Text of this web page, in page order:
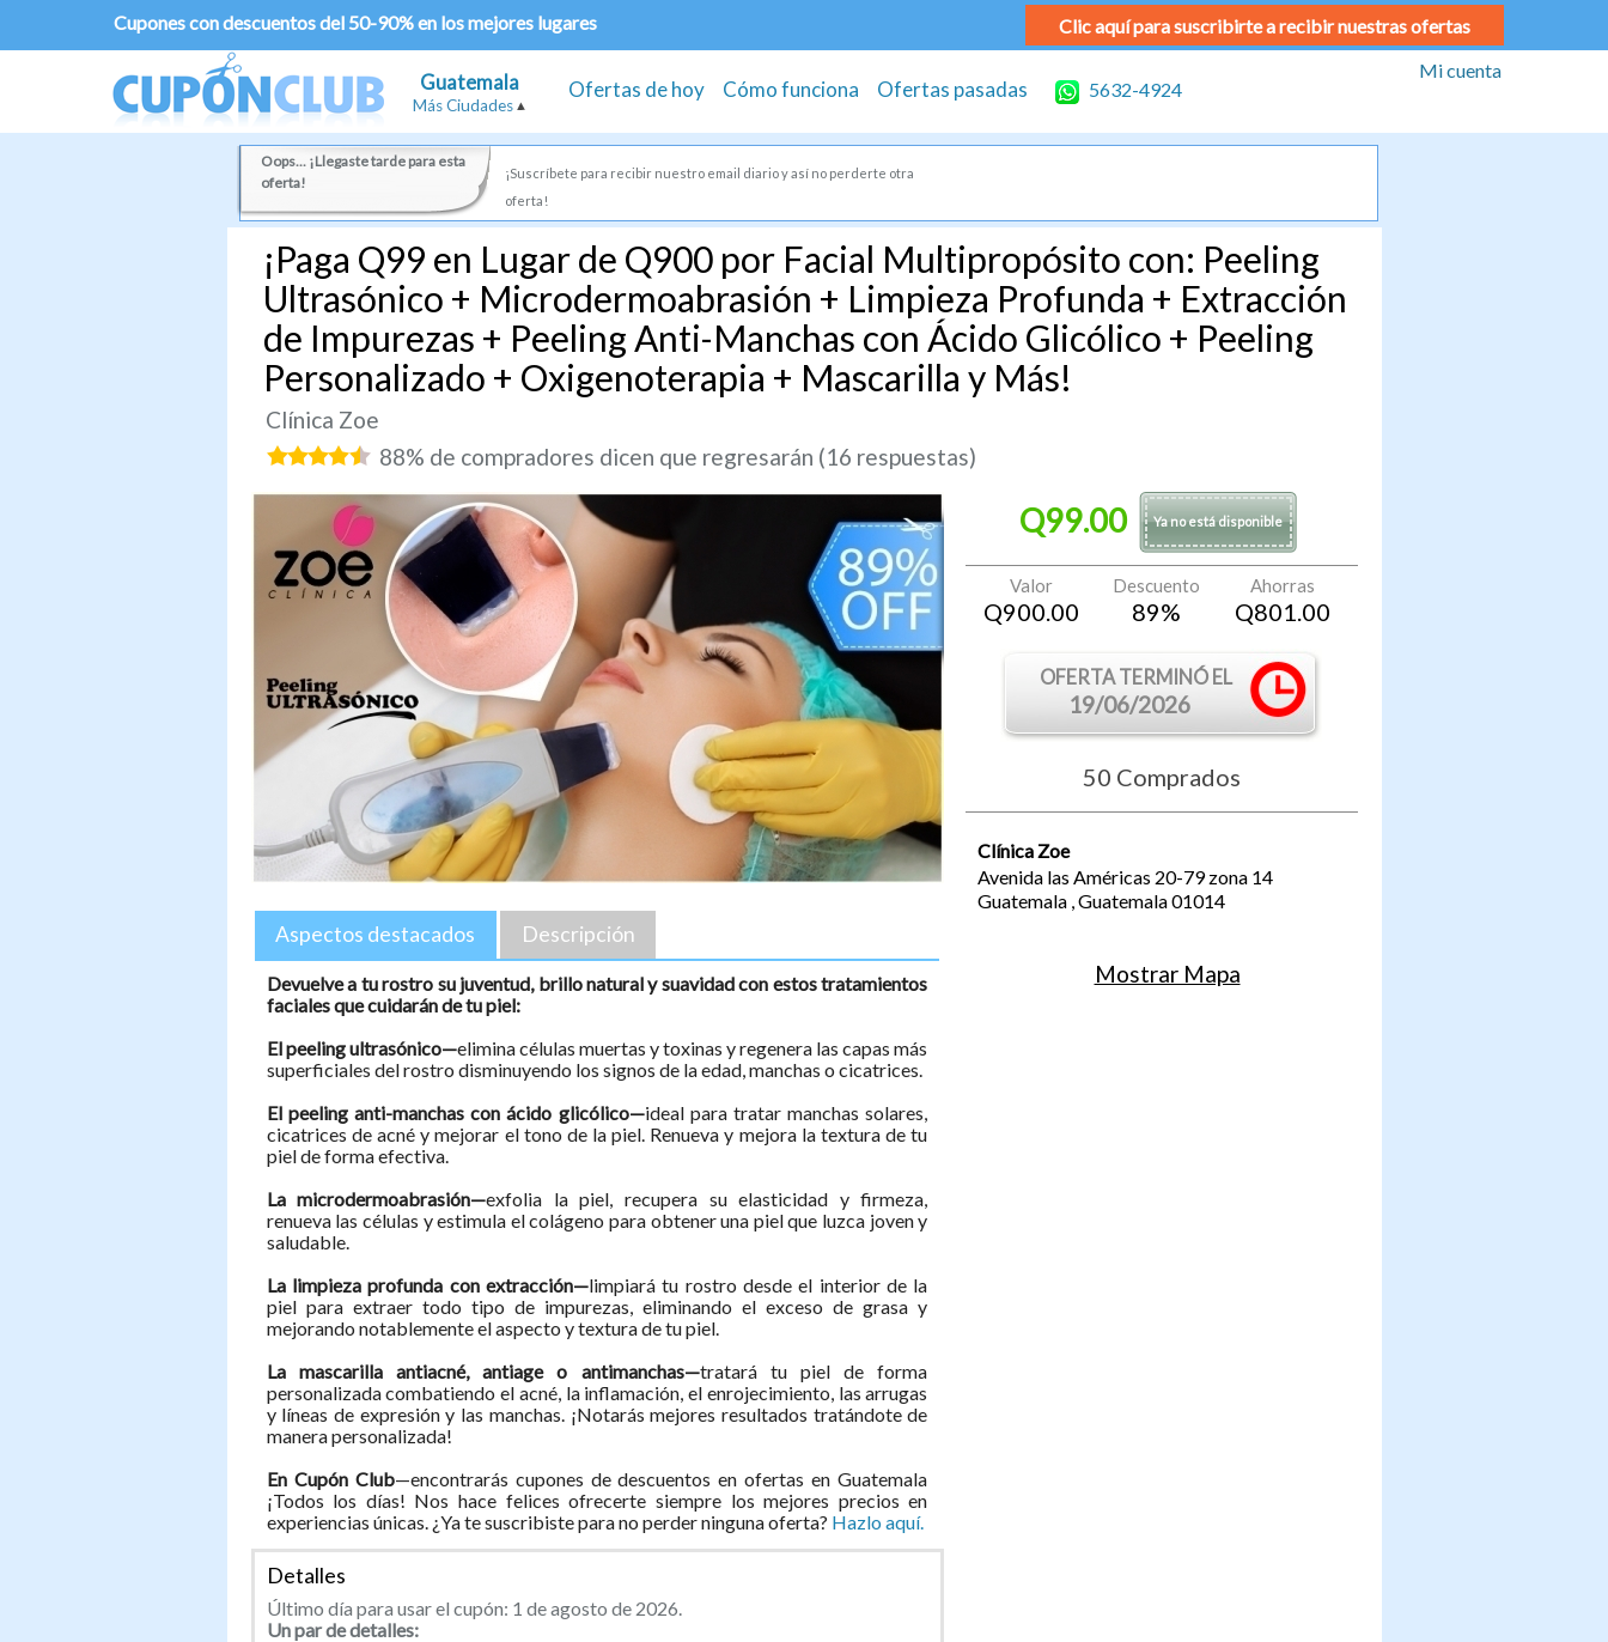
Cupones con descuentos del 50-90% en los mejores lugares Clic aquí para suscribirte a recibir nuestras ofertas
Guatemala
Más Ciudades
Ofertas de hoy Cómo funciona Ofertas pasadas 5632-4924
Mi cuenta
Oops... ¡Llegaste tarde para esta
oferta!
¡Suscríbete para recibir nuestro email diario y así no perderte otra
oferta!
¡Paga Q99 en Lugar de Q900 por Facial Multipropósito con: Peeling
Ultrasónico + Microdermoabrasión + Limpieza Profunda + Extracción
de Impurezas + Peeling Anti-Manchas con Ácido Glicólico + Peeling
Personalizado + Oxigenoterapia + Mascarilla y Más!
Clínica Zoe
88% de compradores dicen que regresarán (16 respuestas)
Aspectos destacados Descripción
Devuelve a tu rostro su juventud, brillo natural y suavidad con estos tratamientos
faciales que cuidarán de tu piel:
El peeling ultrasónico—elimina células muertas y toxinas y regenera las capas más
superficiales del rostro disminuyendo los signos de la edad, manchas o cicatrices.
El peeling anti-manchas con ácido glicólico—ideal para tratar manchas solares,
cicatrices de acné y mejorar el tono de la piel. Renueva y mejora la textura de tu
piel de forma efectiva.
La microdermoabrasión—exfolia la piel, recupera su elasticidad y firmeza,
renueva las células y estimula el colágeno para obtener una piel que luzca joven y
saludable.
La limpieza profunda con extracción—limpiará tu rostro desde el interior de la
piel para extraer todo tipo de impurezas, eliminando el exceso de grasa y
mejorando notablemente el aspecto y textura de tu piel.
La mascarilla antiacné, antiage o antimanchas—tratará tu piel de forma
personalizada combatiendo el acné, la inflamación, el enrojecimiento, las arrugas
y líneas de expresión y las manchas. ¡Notarás mejores resultados tratándote de
manera personalizada!
En Cupón Club—encontrarás cupones de descuentos en ofertas en Guatemala
¡Todos los días! Nos hace felices ofrecerte siempre los mejores precios en
experiencias únicas. ¿Ya te suscribiste para no perder ninguna oferta? Hazlo aquí.
Detalles
Último día para usar el cupón: 1 de agosto de 2026.
Un par de detalles:
Q99.00 Ya no está disponible
Valor
Q900.00
Descuento
89%
Ahorras
Q801.00
OFERTA TERMINÓ EL
19/06/2026
50 Comprados
Clínica Zoe
Avenida las Américas 20-79 zona 14
Guatemala,Guatemala01014
Mostrar Mapa